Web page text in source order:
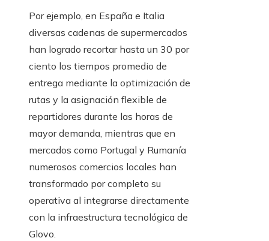
Por ejemplo, en España e Italia
diversas cadenas de supermercados
han logrado recortar hasta un 30 por
ciento los tiempos promedio de
entrega mediante la optimización de
rutas y la asignación flexible de
repartidores durante las horas de
mayor demanda, mientras que en
mercados como Portugal y Rumanía
numerosos comercios locales han
transformado por completo su
operativa al integrarse directamente
con la infraestructura tecnológica de
Glovo.